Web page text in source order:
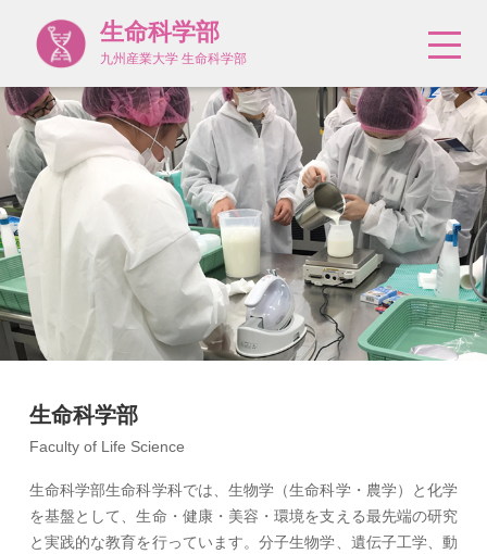
生命科学部
九州産業大学 生命科学部
生命科学部
Faculty of Life Science
生命科学部生命科学科では、生物学（生命科学・農学）と化学
を基盤として、生命・健康・美容・環境を支える最先端の研究
と実践的な教育を行っています。分子生物学、遺伝子工学、動